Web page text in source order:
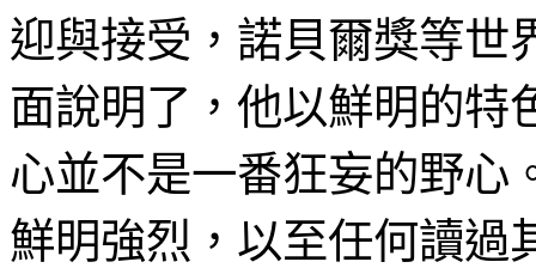
迎與接受，諾貝爾獎等世
面說明了，他以鮮明的特
心並不是一番狂妄的野心
鮮明強烈，以至任何讀過